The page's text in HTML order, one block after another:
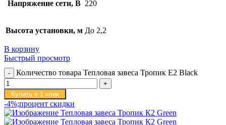
Напряжение сети, В 220
Высота установки, м До 2,2
В корзину
Быстрый просмотр
Количество товара Тепловая завеса Тропик E2 Black
Купить в 1 клик
-4%;процент скидки